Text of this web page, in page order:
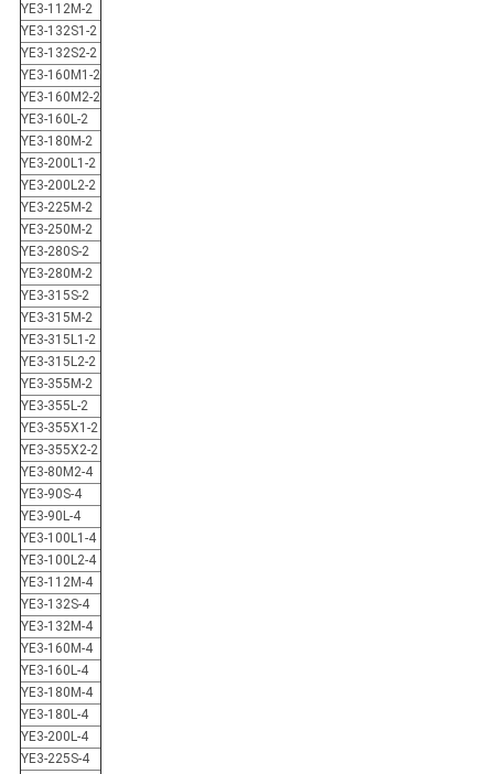
YE3-112M-2
YE3-132S1-2
YE3-132S2-2
YE3-160M1-2
YE3-160M2-2
YE3-160L-2
YE3-180M-2
YE3-200L1-2
YE3-200L2-2
YE3-225M-2
YE3-250M-2
YE3-280S-2
YE3-280M-2
YE3-315S-2
YE3-315M-2
YE3-315L1-2
YE3-315L2-2
YE3-355M-2
YE3-355L-2
YE3-355X1-2
YE3-355X2-2
YE3-80M2-4
YE3-90S-4
YE3-90L-4
YE3-100L1-4
YE3-100L2-4
YE3-112M-4
YE3-132S-4
YE3-132M-4
YE3-160M-4
YE3-160L-4
YE3-180M-4
YE3-180L-4
YE3-200L-4
YE3-225S-4